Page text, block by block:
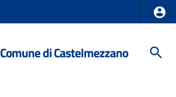
Comune di Castelmezzano